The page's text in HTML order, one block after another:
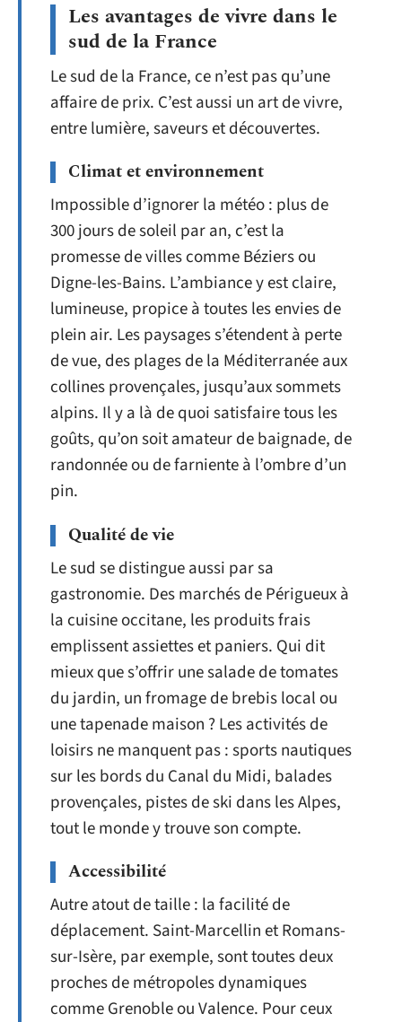
Les avantages de vivre dans le
sud de la France
Le sud de la France, ce n’est pas qu’une
affaire de prix. C’est aussi un art de vivre,
entre lumière, saveurs et découvertes.
Climat et environnement
Impossible d’ignorer la météo : plus de
300 jours de soleil par an, c’est la
promesse de villes comme Béziers ou
Digne-les-Bains. L’ambiance y est claire,
lumineuse, propice à toutes les envies de
plein air. Les paysages s’étendent à perte
de vue, des plages de la Méditerranée aux
collines provençales, jusqu’aux sommets
alpins. Il y a là de quoi satisfaire tous les
goûts, qu’on soit amateur de baignade, de
randonnée ou de farniente à l’ombre d’un
pin.
Qualité de vie
Le sud se distingue aussi par sa
gastronomie. Des marchés de Périgueux à
la cuisine occitane, les produits frais
emplissent assiettes et paniers. Qui dit
mieux que s’offrir une salade de tomates
du jardin, un fromage de brebis local ou
une tapenade maison ? Les activités de
loisirs ne manquent pas : sports nautiques
sur les bords du Canal du Midi, balades
provençales, pistes de ski dans les Alpes,
tout le monde y trouve son compte.
Accessibilité
Autre atout de taille : la facilité de
déplacement. Saint-Marcellin et Romans-
sur-Isère, par exemple, sont toutes deux
proches de métropoles dynamiques
comme Grenoble ou Valence. Pour ceux